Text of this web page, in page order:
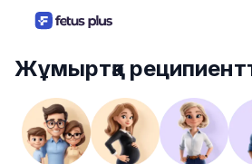
Жұмыртқа